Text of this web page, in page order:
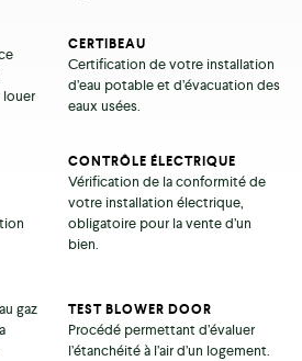
CERTIBEAU
Certification de votre installation
d’eau potable et d’évacuation des
eaux usées.
CONTRÔLE ÉLECTRIQUE
Vérification de la conformité de
votre installation électrique,
obligatoire pour la vente d’un
bien.
gaz
TEST BLOWER DOOR
Procédé permettant d’évaluer
l’étanchéité à l’air d’un logement.